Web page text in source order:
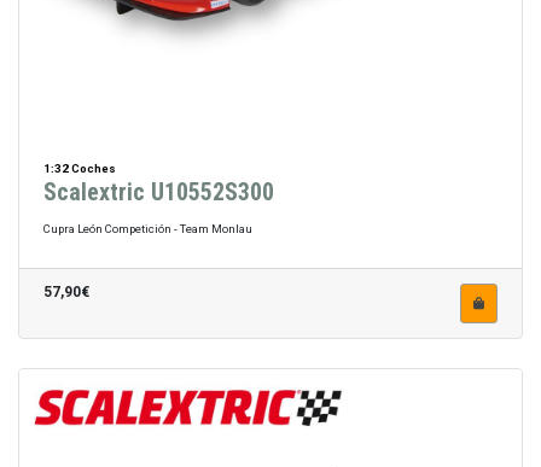
1:32 Coches
Scalextric U10552S300
Cupra León Competición - Team Monlau
57,90€